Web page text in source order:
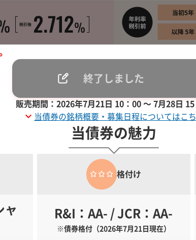
ログインして購入する
販売期間：2026年7月21日 10：00 ～ 7月28日
当債券の銘柄概要・募集日程についてはこ
当債券の魅力
ャ
格付け
R&I：AA- / JCR：AA-
※債券格付（2026年7月21日現在）